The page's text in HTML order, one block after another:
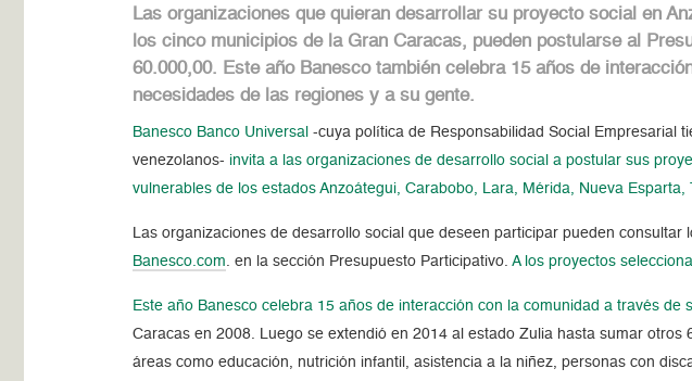
Las organizaciones que quieran desarrollar su proyecto social en
los cinco municipios de la Gran Caracas, pueden postularse al
60.000,00. Este año Banesco también celebra 15 años de
necesidades de las regiones y a su gente.
Banesco Banco Universal -cuya política de Responsabilidad Social Empresarial
venezolanos-invita a las organizaciones de desarrollo social a postular sus
vulnerables de los estados Anzoátegui, Carabobo, Lara, Mérida, Nueva
Las organizaciones de desarrollo social que deseen participar pueden
Banesco.com . en la sección Presupuesto Participativo.A los proyectos
Este año Banesco celebra 15 años de interacción con la comunidad a través de
Caracas en 2008. Luego se extendió en 2014 al estado Zulia hasta sumar
áreas como educación, nutrición infantil, asistencia a la niñez, personas con